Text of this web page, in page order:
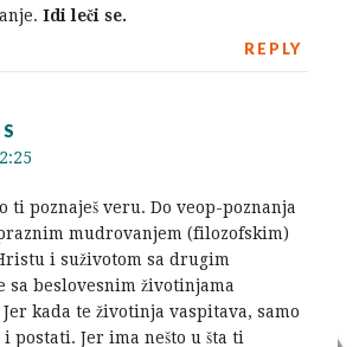
Idi leči se.
REPLY
ti poznaješ veru. Do veop-poznanja
mudrovanjem (filozofskim)
i suživotom sa drugim
sa beslovesnim životinjama
kada te životinja vaspitava, samo
i postati. Jer ima nešto u šta ti